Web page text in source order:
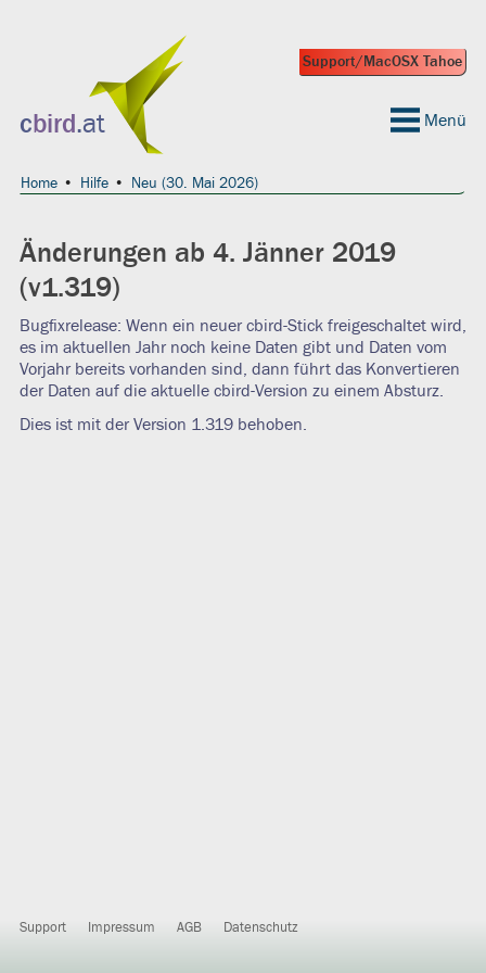
Support/MacOSX Tahoe
cbird.at Menü
Home Hilfe Neu (30. Mai 2026)
Änderungen ab 4. Jänner 2019
(v1.319)
Bugfixrelease: Wenn ein neuer cbird-Stick freigeschaltet wird,
es im aktuellen Jahr noch keine Daten gibt und Daten vom
Vorjahr bereits vorhanden sind, dann führt das Konvertieren
der Daten auf die aktuelle cbird-Version zu einem Absturz.
Dies ist mit der Version 1.319 behoben.
Support Impressum AGB Datenschutz